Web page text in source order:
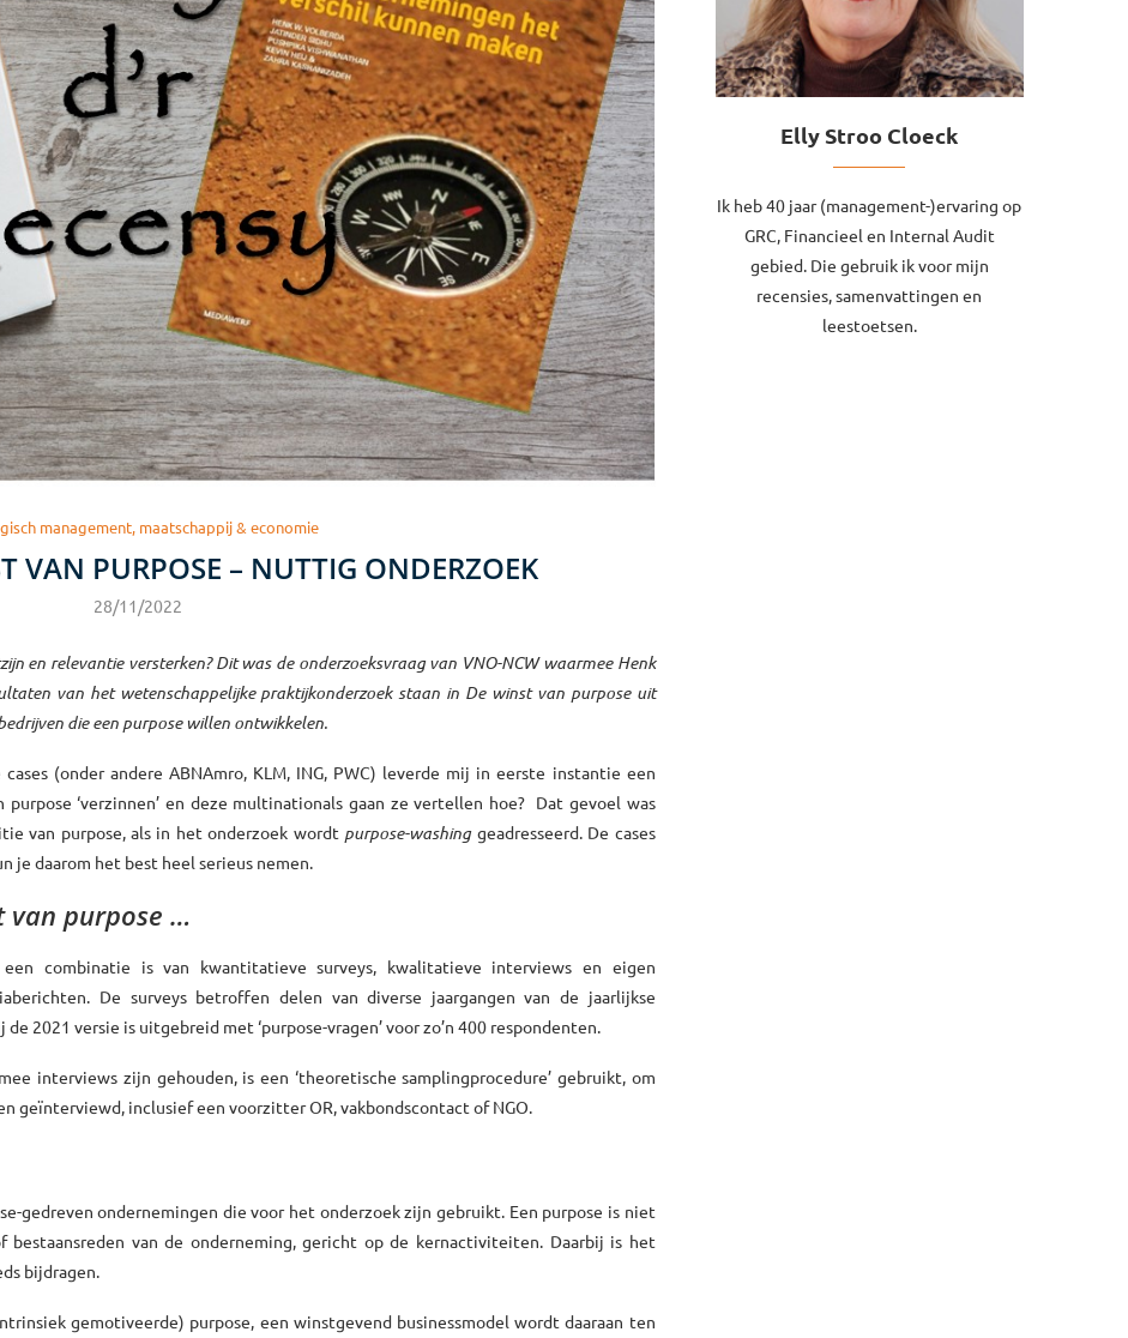
management, maatschappij & economie
VAN PURPOSE – NUTTIG ONDERZOEK
28/11/2022
en relevantie versterken? Dit was de onderzoeksvraag van VNO-NCW waarmee Henk
van het wetenschappelijke praktijkonderzoek staan in De winst van purpose uit
die een purpose willen ontwikkelen.
(onder andere ABNAmro, KLM, ING, PWC) leverde mij in eerste instantie een
‘verzinnen’ en deze multinationals gaan ze vertellen hoe? Dat gevoel was
van purpose, als in het onderzoek wordt purpose-washinggeadresseerd. De cases
je daarom het best heel serieus nemen.
van purpose …
combinatie is van kwantitatieve surveys, kwalitatieve interviews en eigen
De surveys betroffen delen van diverse jaargangen van de jaarlijkse
2021 versie is uitgebreid met ‘purpose-vragen’ voor zo’n 400 respondenten.
interviews zijn gehouden, is een ‘theoretische samplingprocedure’ gebruikt, om
geïnterviewd, inclusief een voorzitter OR, vakbondscontact of NGO.
gedreven ondernemingen die voor het onderzoek zijn gebruikt. Een purpose is niet
bestaansreden van de onderneming, gericht op de kernactiviteiten. Daarbij is het
bijdragen.
gemotiveerde) purpose, een winstgevend businessmodel wordt daaraan ten
Elly Stroo Cloeck
Ik heb 40 jaar (management-)ervaring op
GRC, Financieel en Internal Audit
gebied. Die gebruik ik voor mijn
recensies, samenvattingen en
leestoetsen.